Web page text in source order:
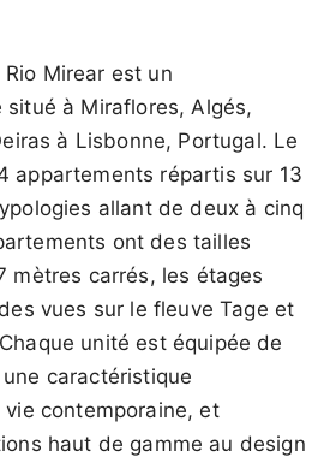
Mirear est un
situé à Miraflores, Algés,
à Lisbonne, Portugal. Le
appartements répartis sur 13
allant de deux à cinq
ont des tailles
mètres carrés, les étages
vues sur le fleuve Tage et
unité est équipée de
caractéristique
contemporaine, et
haut de gamme au design